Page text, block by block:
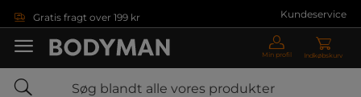
Gratis fragt over 199 kr Kundeservice
Min profil Indkøbskurv